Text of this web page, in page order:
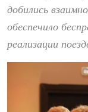
добились
обеспечило
реализации